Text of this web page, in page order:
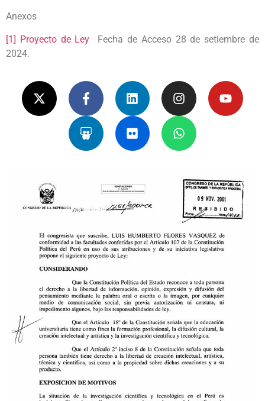
Anexos
[1] Proyecto de Ley Fecha de Acceso 28 de setiembre de
2024.